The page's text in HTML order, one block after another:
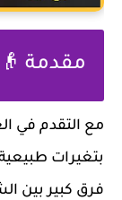
مقدمة
مع التقدم في
بتغيرات
فرق كبير بين